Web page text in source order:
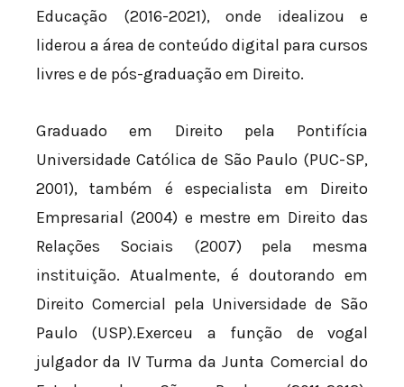
Educação (2016-2021), onde idealizou e
liderou a área de conteúdo digital para cursos
livres e de pós-graduação em Direito.
Graduado em Direito pela Pontifícia
Universidade Católica de São Paulo (PUC-SP,
2001), também é especialista em Direito
Empresarial (2004) e mestre em Direito das
Relações Sociais (2007) pela mesma
instituição. Atualmente, é doutorando em
Direito Comercial pela Universidade de São
Paulo (USP).Exerceu a função de vogal
julgador da IV Turma da Junta Comercial do